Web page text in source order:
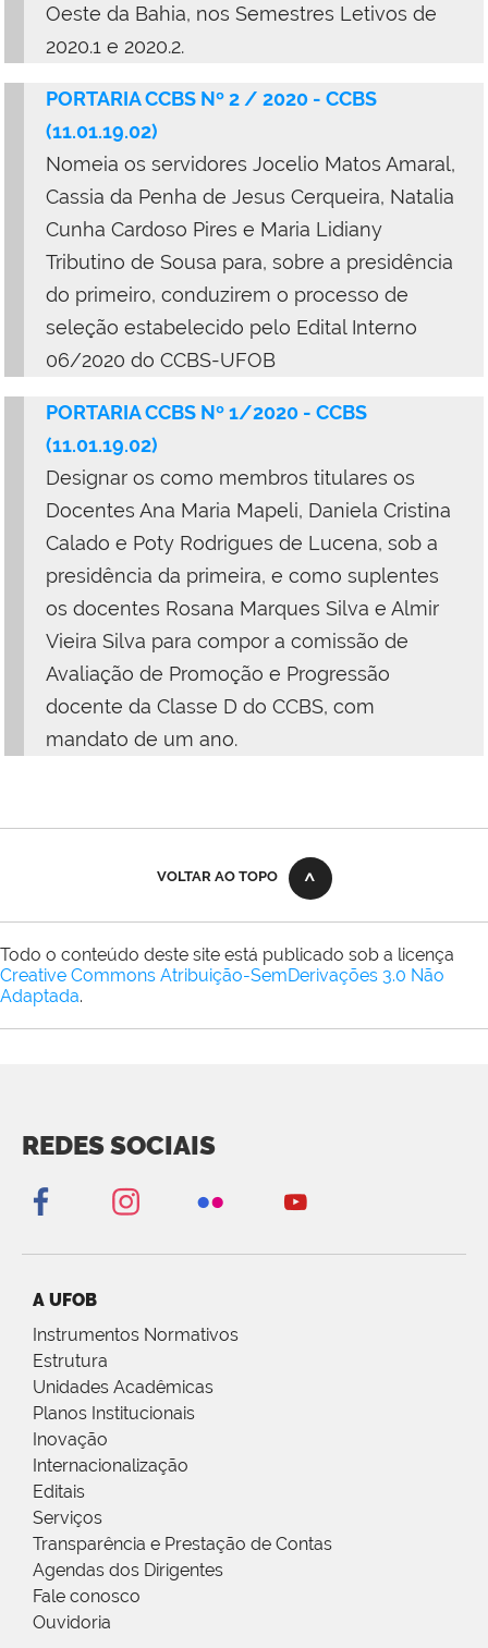
Oeste da Bahia, nos Semestres Letivos de
2020.1 e 2020.2.
PORTARIA CCBS Nº 2 / 2020 - CCBS
(11.01.19.02)
Nomeia os servidores Jocelio Matos Amaral,
Cassia da Penha de Jesus Cerqueira, Natalia
Cunha Cardoso Pires e Maria Lidiany
Tributino de Sousa para, sobre a presidência
do primeiro, conduzirem o processo de
seleção estabelecido pelo Edital Interno
06/2020 do CCBS-UFOB
PORTARIA CCBS Nº 1/2020 - CCBS
(11.01.19.02)
Designar os como membros titulares os
Docentes Ana Maria Mapeli, Daniela Cristina
Calado e Poty Rodrigues de Lucena, sob a
presidência da primeira, e como suplentes
os docentes Rosana Marques Silva e Almir
Vieira Silva para compor a comissão de
Avaliação de Promoção e Progressão
docente da Classe D do CCBS, com
mandato de um ano.
VOLTAR AO TOPO
Todo o conteúdo deste site está publicado sob a licença
Creative Commons Atribuição-SemDerivações 3.0 Não
Adaptada.
REDES SOCIAIS
A UFOB
Instrumentos Normativos
Estrutura
Unidades Acadêmicas
Planos Institucionais
Inovação
Internacionalização
Editais
Serviços
Transparência e Prestação de Contas
Agendas dos Dirigentes
Fale conosco
Ouvidoria